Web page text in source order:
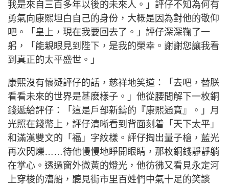
我是來自三百多年以後的未來人。」評仔不知為何有
勇氣向康熙坦白自己的身份，大概是因為對他的敬仰
吧。「皇上，現在我要回去了。」評仔深深鞠了一
躬，「能親眼見到陛下，是我的榮幸。謝謝您讓我看
到真正的太平盛世。」
康熙沒有懷疑評仔的話，慈祥地笑道：「去吧，替朕
看看未來的世界是甚麽樣子。」他從腰間解下一枚銅
錢遞給評仔：「這是戶部新鑄的『康熙通寶』。」月
光照在錢幣上，評仔清晰看到背面刻着「天下太平」
和滿漢雙文的「福」字紋樣。評仔掏出量子槍，藍光
再次閃爍……待他慢慢地睜開眼睛，那枚銅錢靜靜躺
在掌心。透過窗外微黃的燈光，他彷彿又看見永定河
上穿梭的漕船，聽見街市里百姓們中氣十足的笑談